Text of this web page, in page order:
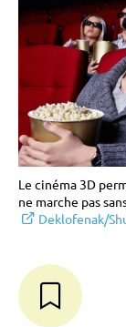
Le cinéma 3D
ne marche pas
Deklofenak/